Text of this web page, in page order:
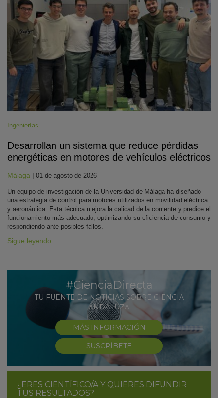
Ingenierías
Desarrollan un sistema que reduce pérdidas
energéticas en motores de vehículos eléctricos
Málaga | 01 de agosto de 2026
Un equipo de investigación de la Universidad de Málaga ha diseñado
una estrategia de control para motores utilizados en movilidad eléctrica
y aeronáutica. Esta técnica mejora la calidad de la corriente y predice el
funcionamiento más adecuado, optimizando su eficiencia de consumo y
respondiendo ante posibles fallos.
Sigue leyendo
#CienciaDirecta
TU FUENTE DE NOTICIAS SOBRE CIENCIA
ANDALUZA
MÁS INFORMACIÓN
SUSCRÍBETE
¿ERES CIENTÍFICO/A Y QUIERES DIFUNDIR
TUS RESULTADOS?